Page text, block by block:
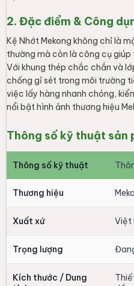
2. Đặc điểm & Công
Kệ Nhớt Mekong không chỉ là
thường mà còn là công cụ
Với khung thép chắc chắn và
chống gỉ sét trong môi trường
việc lấy hàng nhanh chóng,
nổi bật hình ảnh thương hiệu
Thông số kỹ thuật sản
Thông số kỹ thuật
Thương hiệu
Xuất xứ Việt
Trọng lượng
Kích thước / Dung